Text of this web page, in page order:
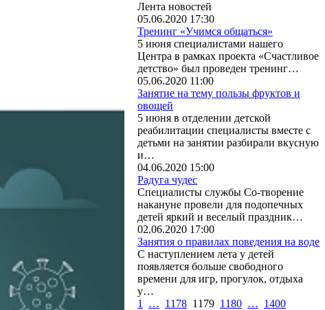
Лента новостей
05.06.2020 17:30
Тренинг «Учимся общаться»
5 июня специалистами нашего
Центра в рамках проекта «Счастливое
детство» был проведен тренинг…
05.06.2020 11:00
Занятие на тему пользы фруктов и
овощей
5 июня в отделении детской
реабилитации специалисты вместе с
детьми на занятии разбирали вкусную
и…
04.06.2020 15:00
Радуга чудес
Специалисты службы Со-творение
накануне провели для подопечных
детей яркий и веселый праздник…
02.06.2020 17:00
Занятия о правилах поведения на воде
С наступлением лета у детей
появляется больше свободного
времени для игр, прогулок, отдыха
у…
1
… 1178 1179 1180 … 1400